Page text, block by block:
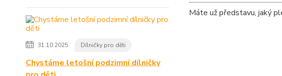
31.10.2025 Dílničky pro děti
Chystáme letošní podzimní dílničky
Máte už představu, jaký